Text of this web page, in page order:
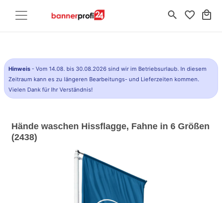
search favorite_border local_mall
Hinweis - Vom 14.08. bis 30.08.2026 sind wir im Betriebsurlaub. In diesem
Zeitraum kann es zu längeren Bearbeitungs- und Lieferzeiten kommen.
Vielen Dank für Ihr Verständnis!
Hände waschen Hissflagge, Fahne in 6 Größen
(2438)